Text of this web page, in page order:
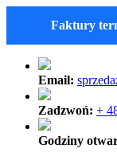
Faktury
Email:
Zadzwoń: +
Godziny